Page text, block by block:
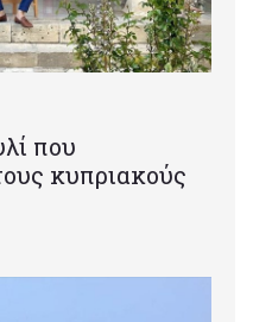
που
κυπριακούς